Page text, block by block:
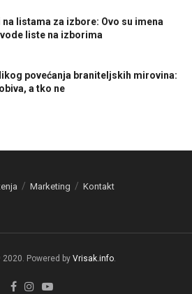
na listama za izbore: Ovo su imena
liste na izborima
povećanja braniteljskih mirovina:
a tko ne
Marketing Kontakt
Powered by Vrisak.info.